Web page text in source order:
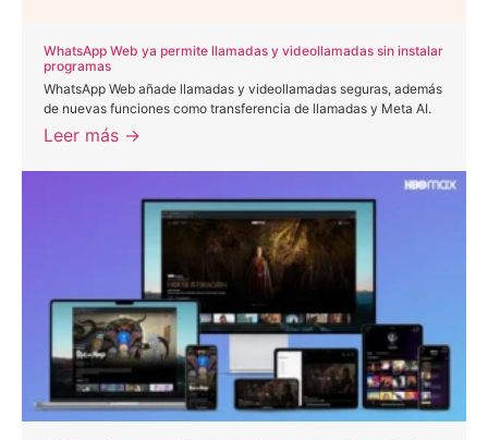
WhatsApp Web ya permite llamadas y videollamadas sin instalar
programas
WhatsApp Web añade llamadas y videollamadas seguras, además
de nuevas funciones como transferencia de llamadas y Meta AI.
Leer más →